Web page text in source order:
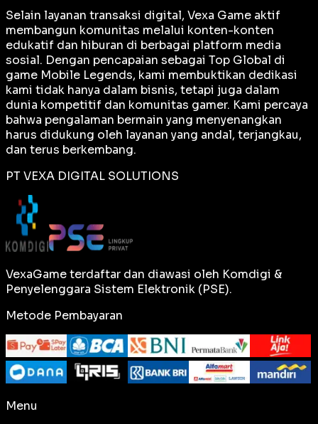
Selain layanan transaksi digital, Vexa Game aktif
membangun komunitas melalui konten-konten
edukatif dan hiburan di berbagai platform media
sosial. Dengan pencapaian sebagai Top Global di
game Mobile Legends, kami membuktikan dedikasi
kami tidak hanya dalam bisnis, tetapi juga dalam
dunia kompetitif dan komunitas gamer. Kami percaya
bahwa pengalaman bermain yang menyenangkan
harus didukung oleh layanan yang andal, terjangkau,
dan terus berkembang.
PT VEXA DIGITAL SOLUTIONS
VexaGame terdaftar dan diawasi oleh Komdigi &
Penyelenggara Sistem Elektronik (PSE).
Metode Pembayaran
Menu